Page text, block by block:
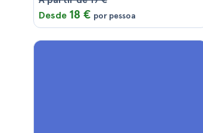
Desde 18 € por pessoa